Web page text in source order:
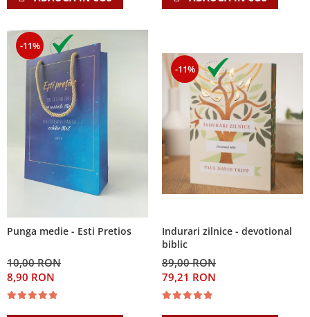
-11%
Punga medie - Esti Pretios
10,00 RON
8,90 RON
-11%
Indurari zilnice - devotional
biblic
89,00 RON
79,21 RON